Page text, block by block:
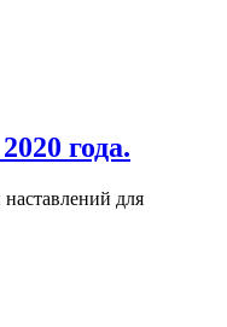
года.
для